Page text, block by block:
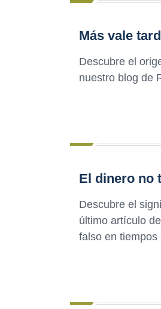
Más vale
Descubre el
nuestro blog de
El dinero no
Descubre el
último artículo
falso en tiempos